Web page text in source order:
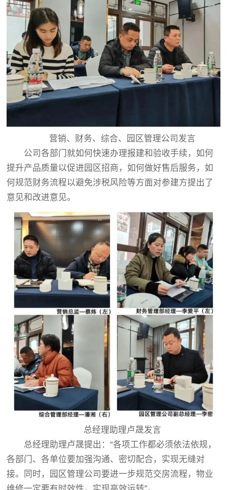
营销、财务、综合、园区管理公司发言
公司各部门就如何快速办理报建和验收手续，如何
提升产品质量以促进园区招商，如何做好售后服务，如
何规范财务流程以避免涉税风险等方面对参建方提出了
意见和改进意见。
总经理助理卢晟发言
总经理助理卢晟提出：“各项工作都必须依法依规，
各部门、各单位要加强沟通、密切配合，实现无缝对
接。同时，园区管理公司要进一步规范交房流程，物业